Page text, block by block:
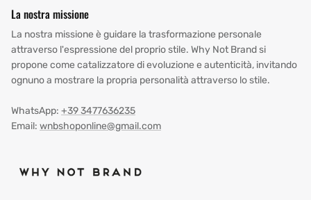
La nostra missione
La nostra missione è guidare la trasformazione personale
attraverso l'espressione del proprio stile. Why Not Brand si
propone come catalizzatore di evoluzione e autenticità, invitando
ognuno a mostrare la propria personalità attraverso lo stile.
WhatsApp: +39 3477636235
Email: wnbshoponline@gmail.com